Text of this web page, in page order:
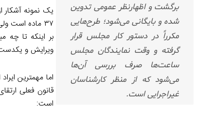
برگشت و اظهارنظر عمومی تدوین
شده و بایگانی می‌شود؛ طرح‌هایی
مکرراً در دستور کار مجلس قرار
گرفته و وقت نمایندگان مجلس
ساعت‌ها صرف بررسی آن‌ها
می‌شود که از منظر کارشناسان
غیراجرایی است.
بر اینکه تا چه
ویرایش و
است: